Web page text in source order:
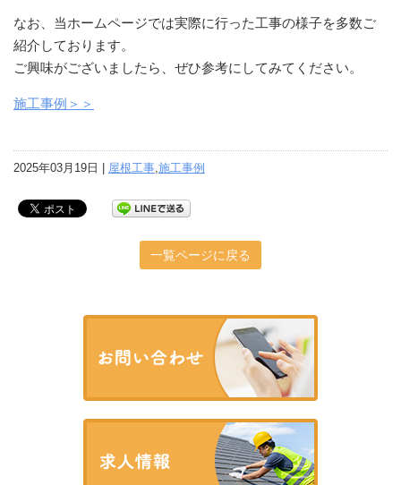
なお、当ホームページでは実際に行った工事の様子を多数ご
紹介しております。
ご興味がございましたら、ぜひ参考にしてみてください。
施工事例＞＞
2025年03月19日 | 屋根工事 施工事例
一覧ページに戻る